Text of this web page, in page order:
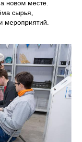
новом месте.
сырья,
мероприятий.